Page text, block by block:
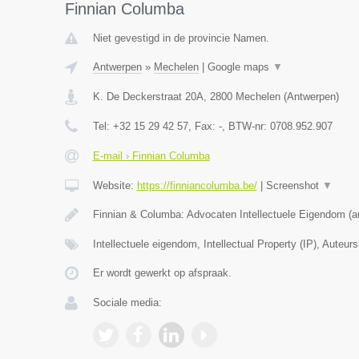
Finnian Columba
Niet gevestigd in de provincie Namen.
Antwerpen» Mechelen| Google maps ▼
K. De Deckerstraat 20A, 2800 Mechelen(Antwerpen)
Tel: +32 15 29 42 57, Fax: -, BTW-nr: 0708.952.907
E-mail › Finnian Columba
Website: https://finniancolumba.be/| Screenshot ▼
Finnian & Columba: Advocaten Intellectuele Eigendom
Intellectuele eigendom, Intellectual Property (IP),
Er wordt gewerkt op afspraak.
Sociale media: